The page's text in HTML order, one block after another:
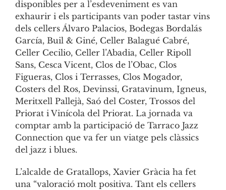
disponibles per a l’esdeveniment es van
exhaurir i els participants van poder tastar vins
dels cellers Álvaro Palacios, Bodegas Bordalás
García, Buil & Giné, Celler Balagué Cabré,
Celler Cecilio, Celler l’Abadia, Celler Ripoll
Sans, Cesca Vicent, Clos de l’Obac, Clos
Figueras, Clos i Terrasses, Clos Mogador,
Costers del Ros, Devinssi, Gratavinum, Igneus,
Meritxell Pallejà, Saó del Coster, Trossos del
Priorat i Vinícola del Priorat. La jornada va
comptar amb la participació de Tarraco Jazz
Connection que va fer un viatge pels clàssics
del jazz i blues.
L’alcalde de Gratallops, Xavier Gràcia ha fet
una “valoració molt positiva. Tant els cellers